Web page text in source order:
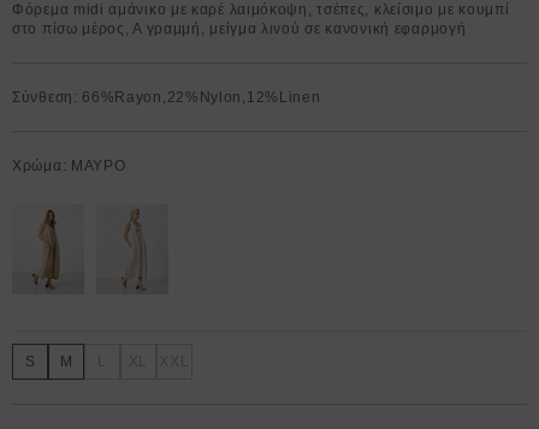
Φόρεμα midi αμάνικο με καρέ λαιμόκοψη, τσέπες, κλείσιμο με κουμπί
στο πίσω μέρος, Α γραμμή, μείγμα λινού σε κανονική εφαρμογή
Σύνθεση: 66%Rayon,22%Nylon,12%Linen
Χρώμα: ΜΑΥΡΟ
S M